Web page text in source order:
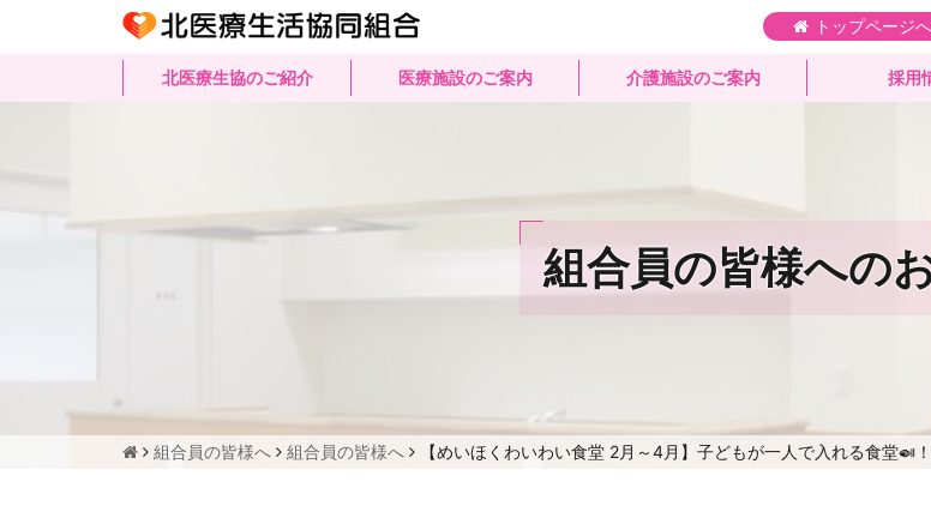
トップページへ
北医療生協のご紹介 医療施設のご案内 介護施設のご案内 採用
組合員の皆様への
組合員の皆様へ 組合員の皆様へ 【めいほくわいわい食堂 2月～4月】子どもが一人で入れる食堂🍛